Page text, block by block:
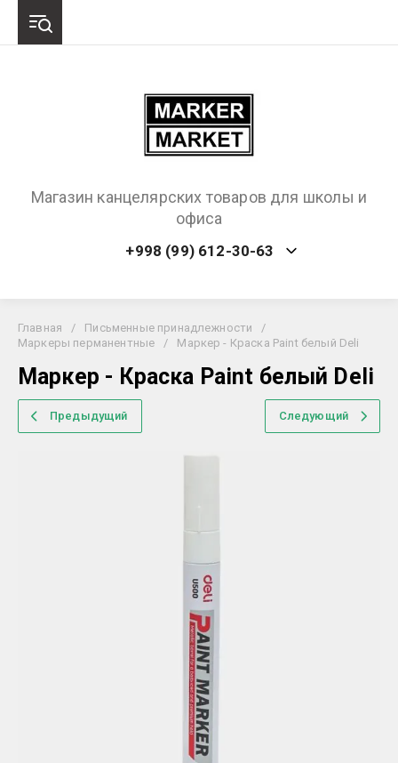
Магазин канцелярских товаров для школы и
офиса
+998 (99) 612-30-63
Главная / Письменные принадлежности
/
Маркеры перманентные
/ Маркер - Краска Paint белый Deli
Маркер - Краска Paint белый Deli
Предыдущий Следующий